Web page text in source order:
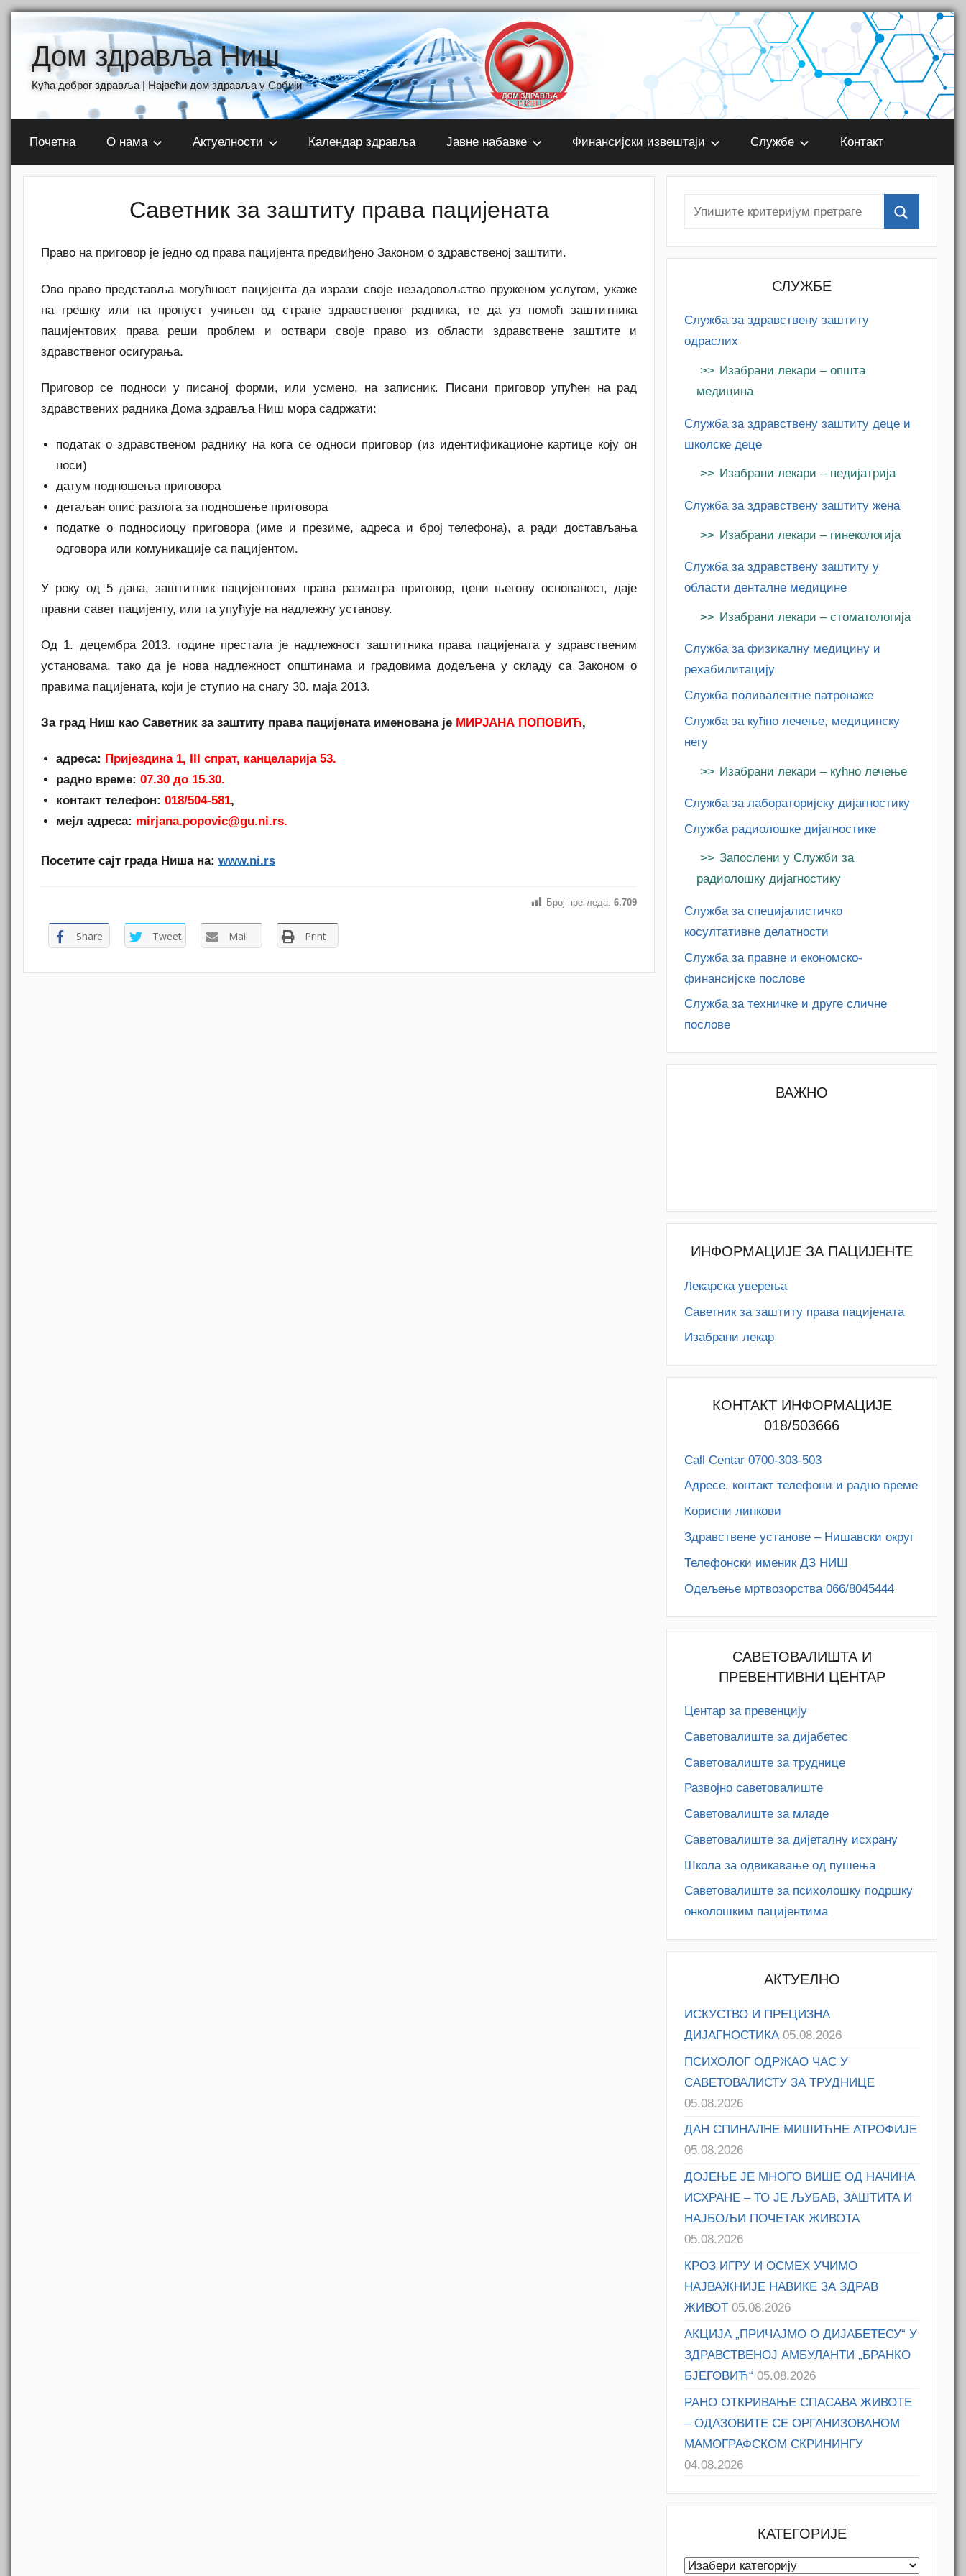
content
Дом здравља Ниш
Кућа доброг здравља | Највећи дом здравља у Србији
Почетна О нама Актуелности Календар здравља Јавне набавке Финансијски извештаји Службе Контакт
Саветник за заштиту права пацијената
Право на приговор је једно од права пацијента предвиђено Законом о здравственој заштити.
Ово право представља могућност пацијента да изрази своје незадовољство пруженом услугом, укаже
на грешку или на пропуст учињен од стране здравственог радника, те да уз помоћ заштитника
пацијентових права реши проблем и оствари своје право из области здравствене заштите и
здравственог осигурања.
Приговор се подноси у писаној форми, или усмено, на записник. Писани приговор упућен на рад
здравствених радника Дома здравља Ниш мора садржати:
податак о здравственом раднику на кога се односи приговор (из идентификационе картице коју он
носи)
датум подношења приговора
детаљан опис разлога за подношење приговора
податке о подносиоцу приговора (име и презиме, адреса и број телефона), а ради достављања
одговора или комуникације са пацијентом.
У року од 5 дана, заштитник пацијентових права разматра приговор, цени његову основаност, даје
правни савет пацијенту, или га упућује на надлежну установу.
Од 1. децембра 2013. године престала је надлежност заштитника права пацијената у здравственим
установама, тако да је нова надлежност општинама и градовима додељена у складу са Законом о
правима пацијената, који је ступио на снагу 30. маја 2013.
За град Ниш као Саветник за заштиту права пацијената именованa је МИРЈАНА ПОПОВИЋ,
адреса: Пријездина 1, III спрат, канцеларија 53.
радно време:07.30 до 15.30.
контакт телефон: 018/504-581,
мејл адреса: mirjana.popovic@gu.ni.rs.
Посетите сајт града Ниша на: www.ni.rs
Број прегледа: 6.709
Share Tweet Mail Print
СЛУЖБЕ
Служба за здравствену заштиту
одраслих
Изабрани лекари – општа
медицина
Служба за здравствену заштиту деце и
школске деце
Изабрани лекари – педијатрија
Служба за здравствену заштиту жена
Изабрани лекари – гинекологија
Служба за здравствену заштиту у
области денталне медицине
Изабрани лекари – стоматологија
Служба за физикалну медицину и
рехабилитацију
Служба поливалентне патронаже
Служба за кућно лечење, медицинску
негу
Изабрани лекари – кућно лечење
Служба за лабораторијску дијагностику
Служба радиолошке дијагностике
Запослени у Служби за
радиолошку дијагностику
Служба за специјалистичко
косултативне делатности
Служба за правне и економско-
финансијске послове
Служба за техничке и друге сличне
послове
ВАЖНО
ИНФОРМАЦИЈЕ ЗА ПАЦИЈЕНТЕ
Лекарска уверења
Саветник за заштиту права пацијената
Изабрани лекар
КОНТАКТ ИНФОРМАЦИЈЕ
018/503666
Call Centar 0700-303-503
Адресe, контакт телефони и радно време
Корисни линкови
Здравствене установе – Нишавски округ
Телефонски именик ДЗ НИШ
Одељење мртвозорства 066/8045444
САВЕТОВАЛИШТА И
ПРЕВЕНТИВНИ ЦЕНТАР
Центар за превенцију
Саветовалиште за дијабетес
Саветовалиште за труднице
Развојно саветовалиште
Саветовалиште за младе
Саветовалиште за дијеталну исхрану
Школа за одвикавање од пушења
Саветовалиште за психолошку подршку
онколошким пацијентима
АКТУЕЛНО
ИСКУСТВО И ПРЕЦИЗНА
ДИЈАГНОСТИКА 05.08.2026
ПСИХОЛОГ ОДРЖАО ЧАС У
САВЕТОВАЛИСТУ ЗА ТРУДНИЦЕ
05.08.2026
ДАН СПИНАЛНЕ МИШИЋНЕ АТРОФИЈЕ
05.08.2026
ДОЈЕЊЕ ЈЕ МНОГО ВИШЕ ОД НАЧИНА
ИСХРАНЕ – ТО ЈЕ ЉУБАВ, ЗАШТИТА И
НАЈБОЉИ ПОЧЕТАК ЖИВОТА
05.08.2026
КРОЗ ИГРУ И ОСМЕХ УЧИМО
НАЈВАЖНИЈЕ НАВИКЕ ЗА ЗДРАВ
ЖИВОТ 05.08.2026
АКЦИЈА „ПРИЧАЈМО О ДИЈАБЕТЕСУ“ У
ЗДРАВСТВЕНОЈ АМБУЛАНТИ „БРАНКО
БЈЕГОВИЋ“ 05.08.2026
РАНО ОТКРИВАЊЕ СПАСАВА ЖИВОТЕ
– ОДАЗОВИТЕ СЕ ОРГАНИЗОВАНОМ
МАМОГРАФСКОМ СКРИНИНГУ
04.08.2026
КАТЕГОРИЈЕ
Категорије